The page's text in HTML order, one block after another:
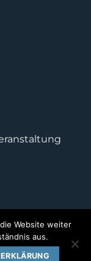
KONTAKT
- Design
Website weiter
aus.